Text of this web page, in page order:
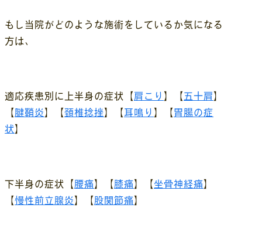
もし当院がどのような施術をしているか気になる
方は、
適応疾患別に上半身の症状【 肩こり 】【 五十肩 】
【 腱鞘炎 】【頚椎捻挫】【 耳鳴り 】【 胃腸の症
状】
下半身の症状【 腰痛】【 膝痛】【 坐骨神経痛】
【慢性前立腺炎 】【 股関節痛】